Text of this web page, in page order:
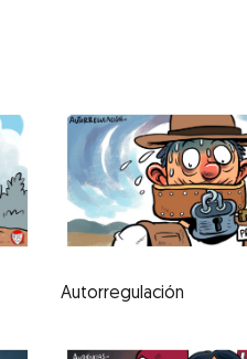
Autorregulación